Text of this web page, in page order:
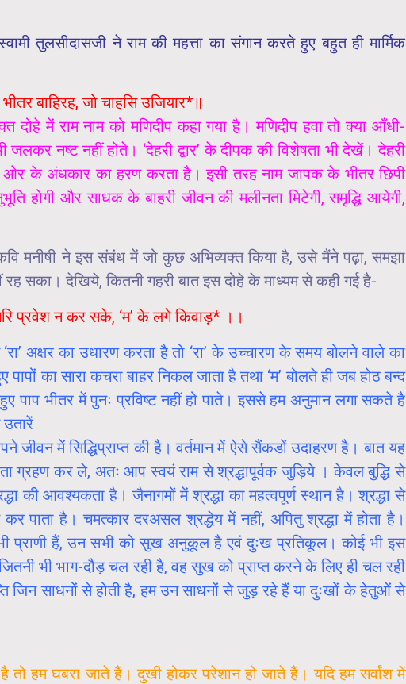
तुलसीदासजी ने राम की महत्ता का संगान करते हुए बहुत ही मार्मिक
बाहिरह, जो चाहसि उजियार*॥
दोहे में राम नाम को मणिदीप कहा गया है। मणिदीप हवा तो क्या आँधी-
नष्ट नहीं होते। ‘देहरी द्वार’ के दीपक की विशेषता भी देखें। देहरी
ओर के अंधकार का हरण करता है। इसी तरह नाम जापक के भीतर छिपी
होगी और साधक के बाहरी जीवन की मलीनता मिटेगी, समृद्धि आयेगी,
मनीषी ने इस संबंध में जो कुछ अभिव्यक्त किया है, उसे मैंने पढ़ा, समझा
रह सका। देखिये, कितनी गहरी बात इस दोहे के माध्यम से कही गई है-
प्रवेश न कर सके, ‘म’ के लगे किवाड़* ।।
अक्षर का उधारण करता है तो ‘रा’ के उच्चारण के समय बोलने वाले का
का सारा कचरा बाहर निकल जाता है तथा ‘म’ बोलते ही जब होठ बन्द
पाप भीतर में पुनः प्रविष्ट नहीं हो पाते। इससे हम अनुमान लगा सकते है
में सिद्धिप्राप्त की है। वर्तमान में ऐसे सैंकडों उदाहरण है। बात यह
ग्रहण कर ले, अतः आप स्वयं राम से श्रद्धापूर्वक जुड़िये । केवल बुद्धि से
आवश्यकता है। जैनागमों में श्रद्धा का महत्वपूर्ण स्थान है। श्रद्धा से
पाता है। चमत्कार दरअसल श्रद्धेय में नहीं, अपितु श्रद्धा में होता है।
प्राणी हैं, उन सभी को सुख अनुकूल है एवं दुःख प्रतिकूल। कोई भी इस
भी भाग-दौड़ चल रही है, वह सुख को प्राप्त करने के लिए ही चल रही
जिन साधनों से होती है, हम उन साधनों से जुड़ रहे हैं या दुःखों के हेतुओं से
तो हम घबरा जाते हैं। दुखी होकर परेशान हो जाते हैं। यदि हम सर्वांश में